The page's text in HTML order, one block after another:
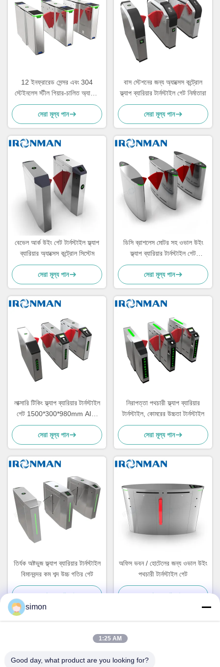
12 ইনফ্রারেড সেন্সর এবং 304
স্টেইনলেস স্টীল গিয়ার-চালিত অ্যাক্সেস
কন্ট্রোল গেট সহ উচ্চ-নিরাপত্তা ফ্ল্যাপ
বাধা টার্নস্টাইল
সেরা মূল্য পান
বাস স্টেশনের জন্য অ্যাক্সেস কন্ট্রোল
ফ্ল্যাপ ব্যারিয়ার টার্নস্টাইল গেট নির্মাতারা
সেরা মূল্য পান
বেভেল আর্ক উইং গেট টার্নস্টাইল ফ্ল্যাপ
ব্যারিয়ার অ্যাক্সেস কন্ট্রোল সিস্টেম
সেরা মূল্য পান
ডিসি ব্রাশলেস মোটর সহ ওভাল উইং
ফ্ল্যাপ ব্যারিয়ার টার্নস্টাইল গেট
AC220V
সেরা মূল্য পান
লাক্সারি টিকিং ফ্ল্যাপ ব্যারিয়ার টার্নস্টাইল
গেট 1500*300*980mm AISI
SUS304 হাউজিং
সেরা মূল্য পান
নিরাপত্তা পথচারী ফ্ল্যাপ ব্যারিয়ার
টার্নস্টাইল, কোমরের উচ্চতা টার্নস্টাইল
সেরা মূল্য পান
তির্যক অষ্টভুজ ফ্ল্যাপ ব্যারিয়ার টার্নস্টাইল
বিমানবন্দর কম শব্দ উচ্চ গতির গেট
সেরা মূল্য পান
অফিস ভবন / হোটেলের জন্য ওভাল উইং
পথচারী টার্নস্টাইল গেট
সেরা মূল্য পান
simon
1:25 AM
Good day, what product are you looking for?